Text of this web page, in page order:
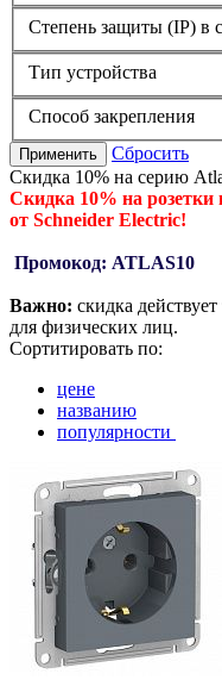
Степень защиты (IP) в
Тип устройства
Способ закрепления
Применить
Сбросить
Скидка 10% на серию
Скидка 10% на
от Schneider Electric!
Промокод: ATLAS10
Важно: скидка
для физических лиц.
Сортитировать по:
цене
названию
популярности